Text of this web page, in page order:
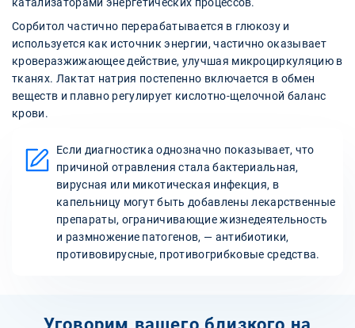
Сорбитол частично перерабатывается в глюкозу и
используется как источник энергии, частично оказывает
кроверазжижающее действие, улучшая микроциркуляцию в
тканях. Лактат натрия постепенно включается в обмен
веществ и плавно регулирует кислотно-щелочной баланс
крови.
Если диагностика однозначно показывает, что
причиной отравления стала бактериальная,
вирусная или микотическая инфекция, в
капельницу могут быть добавлены лекарственные
препараты, ограничивающие жизнедеятельность
и размножение патогенов, — антибиотики,
противовирусные, противогрибковые средства.
Уговорим вашего близкого на